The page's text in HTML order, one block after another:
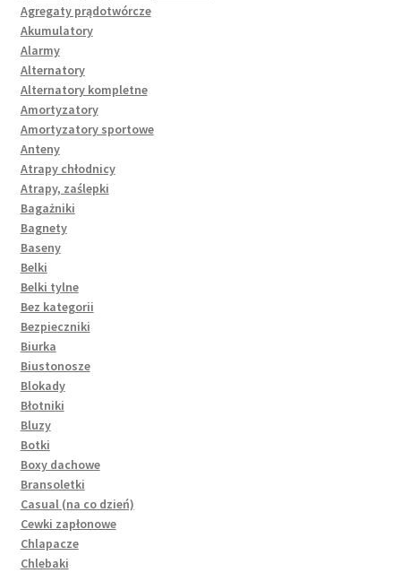
Agregaty prądotwórcze
Akumulatory
Alarmy
Alternatory
Alternatory kompletne
Amortyzatory
Amortyzatory sportowe
Anteny
Atrapy chłodnicy
Atrapy, zaślepki
Bagażniki
Bagnety
Baseny
Belki
Belki tylne
Bez kategorii
Bezpieczniki
Biurka
Biustonosze
Blokady
Błotniki
Bluzy
Botki
Boxy dachowe
Bransoletki
Casual (na co dzień)
Cewki zapłonowe
Chlapacze
Chlebaki